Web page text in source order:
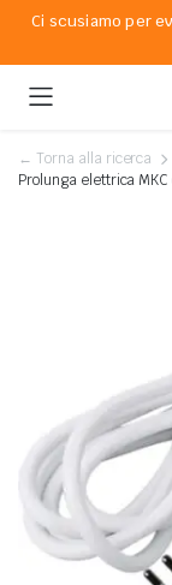
Ci scusiamo per
← Torna alla ricerca
Prolunga elettrica